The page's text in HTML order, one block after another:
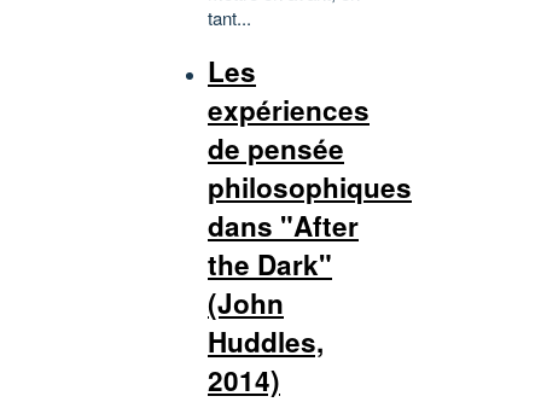
tant...
Les
expériences
de pensée
philosophiques
dans "After
the Dark"
(John
Huddles,
2014)